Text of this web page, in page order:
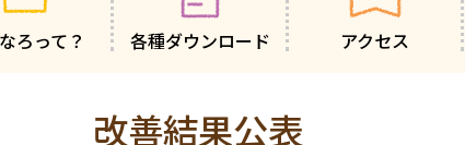
ろって？ 各種ダウンロード アクセス
改善結果公表